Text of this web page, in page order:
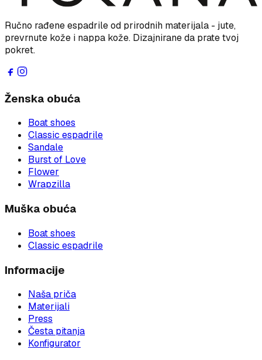
Ručno rađene espadrile od prirodnih materijala - jute,
prevrnute kože i nappa kože. Dizajnirane da prate tvoj
pokret.
Ženska obuća
Boat shoes
Classic espadrile
Sandale
Burst of Love
Flower
Wrapzilla
Muška obuća
Boat shoes
Classic espadrile
Informacije
Naša priča
Materijali
Press
Česta pitanja
Konfigurator